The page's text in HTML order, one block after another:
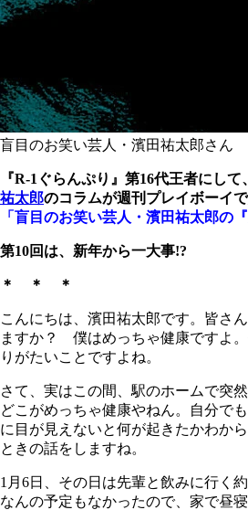
盲目のお笑い芸人・濱田祐太郎さん
『R-1 ぐらんぷり』第16代王者にして
祐太郎のコラムが週刊プレイボーイ
「盲目のお笑い芸人・濱田祐太郎の
第10回は、新年から一大事!?
＊ ＊ ＊
こんにちは、濱田祐太郎です。皆さ
ますか？ 僕はめっちゃ健康ですよ
りがたいことですよね。
さて、実はこの間、駅のホームで突
どこがめっちゃ健康やねん。自分で
に目が見えないと何が起きたかわか
ときの話をしますね。
1月6日、その日は先輩と飲みに行く
なんの予定もなかったので、家で昼